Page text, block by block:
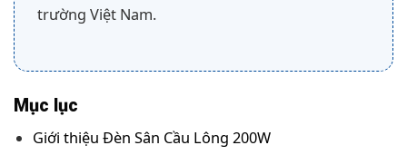
trường Việt Nam.
Mục lục
Giới thiệu Đèn Sân Cầu Lông 200W